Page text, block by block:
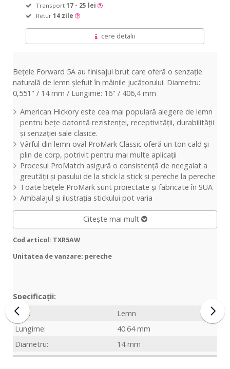
Transport 17 - 25 lei
Retur 14 zile
cere detalii
Bețele Forward 5A au finisajul brut care oferă o senzație
naturală de lemn șlefuit în mâinile jucătorului. Diametru:
0,551" / 14 mm / Lungime: 16" / 406,4 mm
American Hickory este cea mai populară alegere de lemn
pentru bețe datorită rezistenței, receptivității, durabilității
și senzației sale clasice.
Vârful din lemn oval ProMark Classic oferă un ton cald și
plin de corp, potrivit pentru mai multe aplicații
Procesul ProMatch asigură o consistență de neegalat a
greutății și pasului de la stick la stick și pereche la pereche
Toate bețele ProMark sunt proiectate și fabricate în SUA
Ambalajul și ilustrația stickului pot varia
Citește mai mult
Cod articol: TXR5AW
Unitatea de vanzare: pereche
Specificații:
Vârf:
Lemn
Lungime:
40.64 mm
Diametru:
14 mm